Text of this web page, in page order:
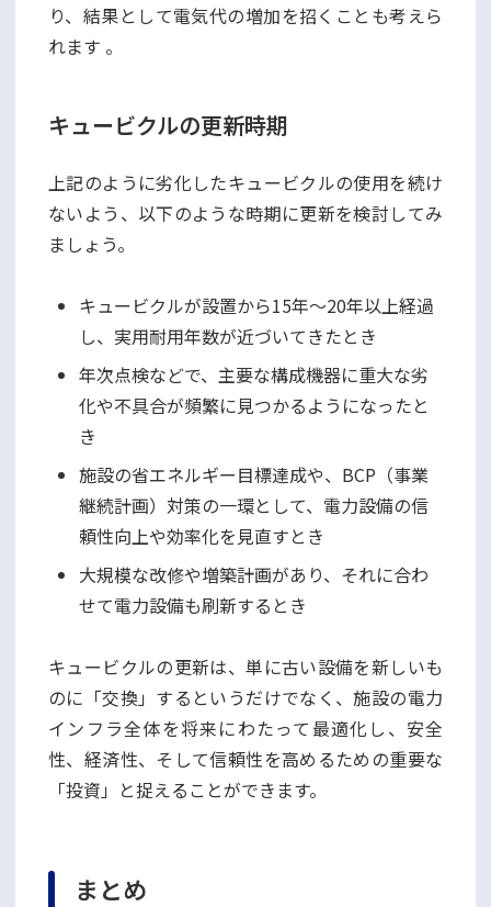
り、結果として電気代の増加を招くことも考えら
れます 。
キュービクルの更新時期
上記のように劣化したキュービクルの使用を続け
ないよう、以下のような時期に更新を検討してみ
ましょう。
キュービクルが設置から15年～20年以上経過
し、実用耐用年数が近づいてきたとき
年次点検などで、主要な構成機器に重大な劣
化や不具合が頻繁に見つかるようになったと
き
施設の省エネルギー目標達成や、BCP（事業
継続計画）対策の一環として、電力設備の信
頼性向上や効率化を見直すとき
大規模な改修や増築計画があり、それに合わ
せて電力設備も刷新するとき
キュービクルの更新は、単に古い設備を新しいも
のに「交換」するというだけでなく、施設の電力
インフラ全体を将来にわたって最適化し、安全
性、経済性、そして信頼性を高めるための重要な
「投資」と捉えることができます。
まとめ